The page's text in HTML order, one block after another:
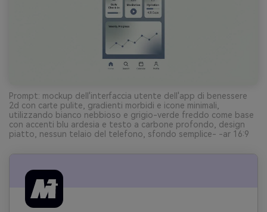
Prompt: mockup dell'interfaccia utente dell'app di benessere
2d con carte pulite, gradienti morbidi e icone minimali,
utilizzando bianco nebbioso e grigio-verde freddo come base
con accenti blu ardesia e testo a carbone profondo, design
piatto, nessun telaio del telefono, sfondo semplice- -ar 16:9